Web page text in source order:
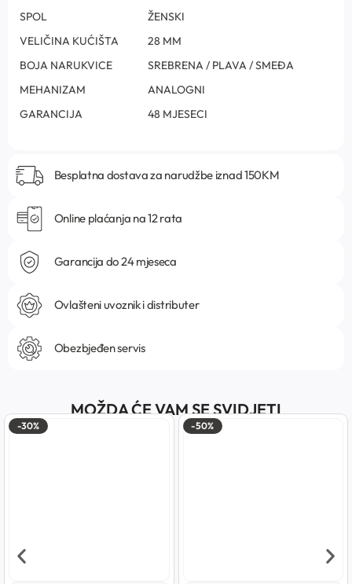
SPOL
ŽENSKI
VELIČINA KUĆIŠTA
28 MM
BOJA NARUKVICE
SREBRENA / PLAVA / SMEĐA
MEHANIZAM
ANALOGNI
GARANCIJA
48 MJESECI
Besplatna dostava za narudžbe iznad 150KM
Online plaćanja na 12 rata
Garancija do 24 mjeseca
Ovlašteni uvoznik i distributer
Obezbjeđen servis
MOŽDA ĆE VAM SE SVIDJETI
-30% -50%